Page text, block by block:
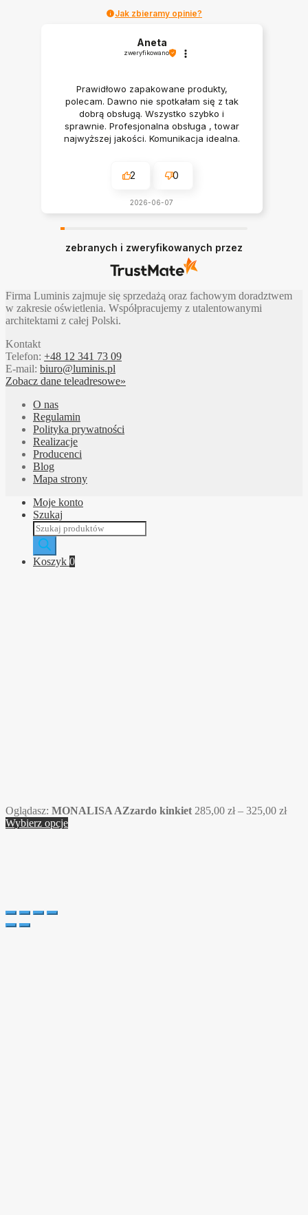
Jak zbieramy opinie?
Aneta
zweryfikowano
Prawidłowo zapakowane produkty,
polecam. Dawno nie spotkałam się z tak
dobrą obsługą. Wszystko szybko i
sprawnie. Profesjonalna obsługa , towar
najwyższej jakości. Komunikacja idealna.
2 0
2026-06-07
zebranych i zweryfikowanych przez
Firma Luminis zajmuje się sprzedażą oraz fachowym doradztwem
w zakresie oświetlenia. Współpracujemy z utalentowanymi
architektami z całej Polski.
Kontakt
Telefon: +48 12 341 73 09
E-mail: biuro@luminis.pl
Zobacz dane teleadresowe»
O nas
Regulamin
Polityka prywatności
Realizacje
Producenci
Blog
Mapa strony
Moje konto
Szukaj
Wyszukiwarka
produktów
Koszyk 0
Oglądasz: MONALISA AZzardo kinkiet 285,00 zł – 325,00 zł
Wybierz opcje